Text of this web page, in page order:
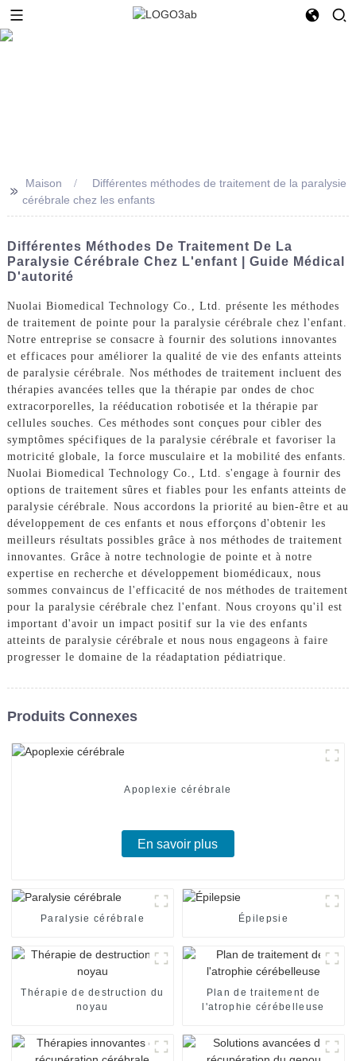
>>
Maison
Différentes méthodes de traitement de la paralysie
cérébrale chez les enfants
Différentes Méthodes De Traitement De La
Paralysie Cérébrale Chez L'enfant | Guide Médical
D'autorité
Nuolai Biomedical Technology Co., Ltd. présente les méthodes
de traitement de pointe pour la paralysie cérébrale chez l'enfant.
Notre entreprise se consacre à fournir des solutions innovantes
et efficaces pour améliorer la qualité de vie des enfants atteints
de paralysie cérébrale. Nos méthodes de traitement incluent des
thérapies avancées telles que la thérapie par ondes de choc
extracorporelles, la rééducation robotisée et la thérapie par
cellules souches. Ces méthodes sont conçues pour cibler des
symptômes spécifiques de la paralysie cérébrale et favoriser la
motricité globale, la force musculaire et la mobilité des enfants.
Nuolai Biomedical Technology Co., Ltd. s'engage à fournir des
options de traitement sûres et fiables pour les enfants atteints de
paralysie cérébrale. Nous accordons la priorité au bien-être et au
développement de ces enfants et nous efforçons d'obtenir les
meilleurs résultats possibles grâce à nos méthodes de traitement
innovantes. Grâce à notre technologie de pointe et à notre
expertise en recherche et développement biomédicaux, nous
sommes convaincus de l'efficacité de nos méthodes de traitement
pour la paralysie cérébrale chez l'enfant. Nous croyons qu'il est
important d'avoir un impact positif sur la vie des enfants
atteints de paralysie cérébrale et nous nous engageons à faire
progresser le domaine de la réadaptation pédiatrique.
Produits Connexes
Apoplexie cérébrale
En savoir plus
Paralysie cérébrale Épilepsie
Thérapie de destruction du
noyau
Plan de traitement de
l'atrophie cérébelleuse